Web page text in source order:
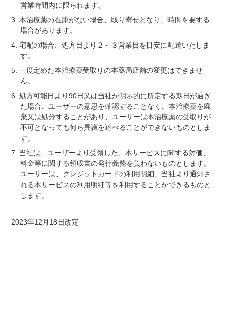
営業時間内に限られます。
本治療薬の在庫がない場合、取り寄せとなり、時間を要する
場合があります。
宅配の場合、処方日より２～３営業日を目安に配送いたしま
す。
一度定めた本治療薬受取りの本薬局店舗の変更はできませ
ん。
処方可能日より90日又は当社が明示的に所定する期日が過ぎ
た場合、ユーザーの意思を確認することなく、本治療薬を廃
棄又は処分することがあり、ユーザーは本治療薬の受取りが
不可となっても何ら異議を述べることができないものとしま
す。
当社は、ユーザーより受領した、本サービスに関する対価、
料金等に関する領収書の発行義務を負わないものとします。
ユーザーは、クレジットカードの利用明細、当社より通知さ
れる本サービスの利用明細等を利用することができるものと
します。
2023年12月18日改定